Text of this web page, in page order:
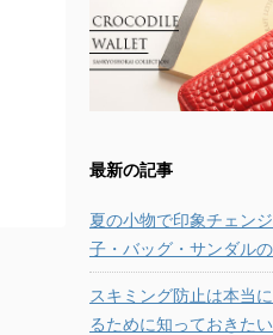
最新の記事
夏の小物で印象チェン
子・バッグ・サンダル
スキミング防止は本当
るために知っておきた